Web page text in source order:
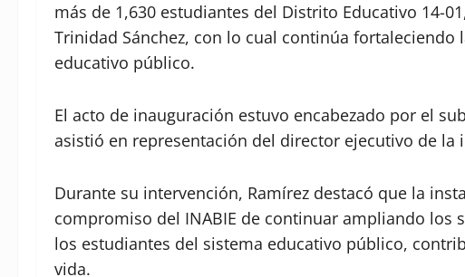
más de 1,630 estudiantes del Distrito Educativo 14-
Trinidad Sánchez, con lo cual continúa
educativo público.
El acto de inauguración estuvo encabezado por el
asistió en representación del director ejecutivo de la
Durante su intervención, Ramírez destacó que la
compromiso del INABIE de continuar ampliando los
los estudiantes del sistema educativo público,
vida.